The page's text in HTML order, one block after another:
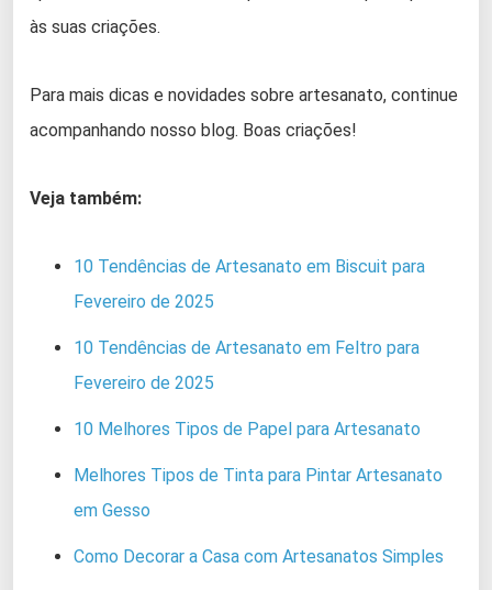
às suas criações.
Para mais dicas e novidades sobre artesanato, continue
acompanhando nosso blog. Boas criações!
Veja também:
10 Tendências de Artesanato em Biscuit para
Fevereiro de 2025
10 Tendências de Artesanato em Feltro para
Fevereiro de 2025
10 Melhores Tipos de Papel para Artesanato
Melhores Tipos de Tinta para Pintar Artesanato
em Gesso
Como Decorar a Casa com Artesanatos Simples